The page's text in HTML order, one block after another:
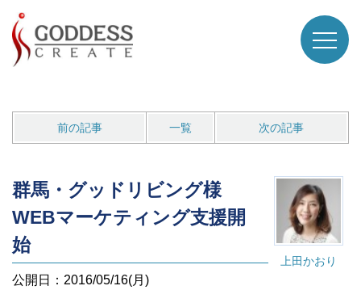
前の記事 一覧 次の記事
上田かおり
群馬・グッドリビング様
WEBマーケティング支援開
始
公開日：2016/05/16(月)